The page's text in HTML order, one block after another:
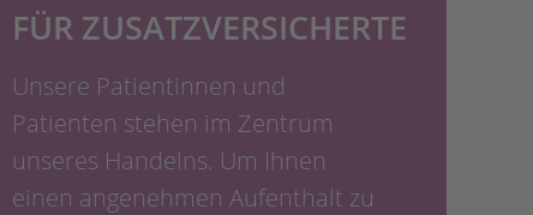
FÜR ZUSATZVERSICHERTE
Unsere Patientinnen und
Patienten stehen im Zentrum
unseres Handelns. Um Ihnen
einen angenehmen Aufenthalt zu